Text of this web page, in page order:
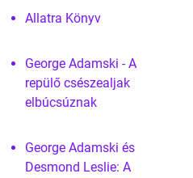
Allatra Könyv
George Adamski - A
repülő csészealjak
elbúcsúznak
George Adamski és
Desmond Leslie: A